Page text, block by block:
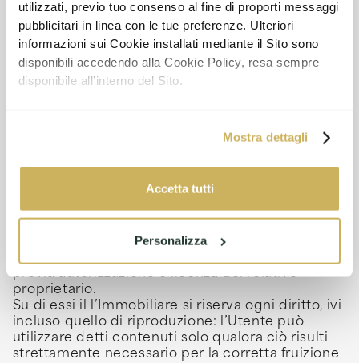
utilizzati, previo tuo consenso al fine di proporti messaggi
pubblicitari in linea con le tue preferenze. Ulteriori
informazioni sui Cookie installati mediante il Sito sono
disponibili accedendo alla Cookie Policy, resa sempre
disponibile all’interno del Sito.
Mostra dettagli
Accetta tutti
Personalizza
7. Diritti di proprietà intellettuale e
marchi
tutelato dalle leggi sul diritto d’autore e sugli altri
esaustivo, i marchi, i loghi, le immagini, i
comunicati ei documenti in genere ivi prodotti,
utilizzati per l’implementazione del Sito – sono di
previa autorizzazione o licenza del relativo
proprietario.
Su di essi il l’Immobiliare si riserva ogni diritto, ivi
incluso quello di riproduzione: l’Utente può
utilizzare detti contenuti solo qualora ciò risulti
strettamente necessario per la corretta fruizione